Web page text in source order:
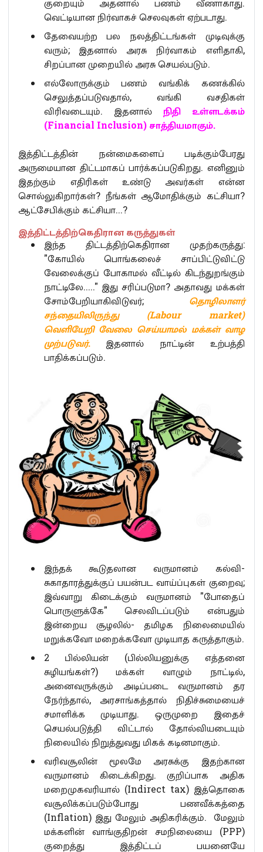
குறையும் அதனால் பணம் வீணாகாது.
வெட்டியான நிர்வாகச் செலவுகள் ஏற்படாது.
தேவையற்ற பல நலத்திட்டங்கள் முடிவுக்கு
வரும்; இதனால் அரசு நிர்வாகம் எளிதாகி,
சிறப்பான முறையில் அரசு செயல்படும்.
எல்லோருக்கும் பணம் வங்கிக் கணக்கில்
செலுத்தப்படுவதால், வங்கி வசதிகள்
விரிவடையும். இதனால் நிதி உள்ளடக்கம்
(Financial Inclusion) சாத்தியமாகும்.
இத்திட்டத்தின் நன்மைகளைப் படிக்கும்பேரது
அருமையான திட்டமாகப் பார்க்கப்படுகிறது. எனினும்
இதற்கும் எதிரிகள் உண்டு அவர்கள் என்ன
சொல்லுகிறார்கள்? நீங்கள் ஆமோதிக்கும் கட்சியா?
ஆட்சேபிக்கும் கட்சியா...?
இத்திட்டத்திற்கெதிரான கருத்துகள்
இந்த திட்டத்திற்கெதிரான முதற்கருத்து:
"கோயில் பொங்கலைச் சாப்பிட்டுவிட்டு
வேலைக்குப் போகாமல் வீட்டில் கிடந்துறங்கும்
நாட்டிலே....." இது சரிப்படுமா? அதாவது மக்கள்
சோம்பேறியாகிவிடுவர்;
தொழிலாளர்
சந்தையிலிருந்து (Labour market)
வெளியேறி வேலை செய்யாமல் மக்கள் வாழ
முற்படுவர். இதனால் நாட்டின் உற்பத்தி
பாதிக்கப்படும்.
இந்தக் கூடுதலான வருமானம் கல்வி-
சுகாதாரத்துக்குப் பயன்பட வாய்ப்புகள் குறைவு;
இவ்வாறு கிடைக்கும் வருமானம் "போதைப்
பொருளுக்கே" செலவிடப்படும் என்பதும்
இன்றைய சூழலில்- தமிழக நிலைமையில்
மறுக்கவோ மறைக்கவோ முடியாத கருத்தாகும்.
2 பில்லியன் (பில்லியனுக்கு எத்தனை
சுழியங்கள்?) மக்கள் வாழும் நாட்டில்,
அனைவருக்கும் அடிப்படை வருமானம் தர
நேர்ந்தால், அரசாங்கத்தால் நிதிச்சுமையைச்
சமாளிக்க முடியாது. ஒருமுறை இதைச்
செயல்படுத்தி விட்டால் தோல்வியடையும்
நிலையில் நிறுத்துவது மிகக் கடினமாகும்.
வரிவசூலின் மூலமே அரசுக்கு இதற்கான
வருமானம் கிடைக்கிறது. குறிப்பாக அதிக
மறைமுகவரியால் (Indirect tax) இத்தொகை
வசூலிக்கப்படும்போது பணவீக்கத்தை
(Inflation) இது மேலும் அதிகரிக்கும். மேலும்
மக்களின் வாங்குதிறன் சமநிலையை (PPP)
குறைத்து இத்திட்டப் பயனையே